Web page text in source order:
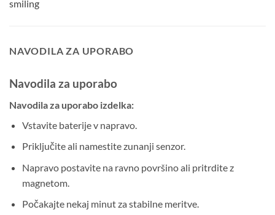
NAVODILA ZA UPORABO
Navodila za uporabo
Navodila za uporabo izdelka:
Vstavite baterije v napravo.
Priključite ali namestite zunanji senzor.
Napravo postavite na ravno površino ali pritrdite z
magnetom.
Počakajte nekaj minut za stabilne meritve.